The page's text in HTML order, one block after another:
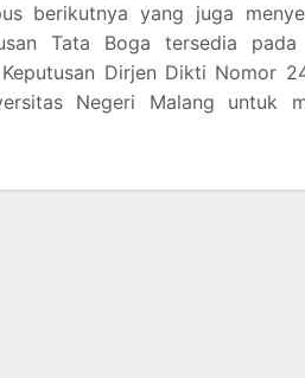
berikutnya yang juga
Tata Boga tersedia
Dirjen Dikti Nomor
Negeri Malang untuk